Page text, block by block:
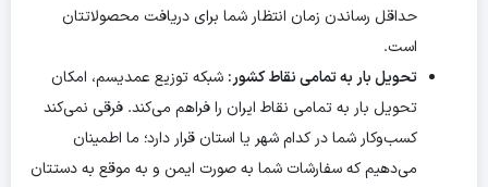
حداقل رساندن زمان انتظار شما برای دریافت محصولاتتان
است.
تحویل بار به تمامی نقاط کشور: شبکه توزیع عمدیسم، امکان
تحویل بار به تمامی نقاط ایران را فراهم می‌کند. فرقی نمی‌کند
کسب‌وکار شما در کدام شهر یا استان قرار دارد؛ ما اطمینان
می‌دهیم که سفارشات شما به صورت ایمن و به موقع به دستتان